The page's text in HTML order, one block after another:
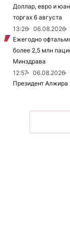
Доллар, евро и
торгах 6 августа
13:26
06.08.2026
Ежегодно
более 2,5 млн
Минздрава
12:57
06.08.2026
Президент Алжира